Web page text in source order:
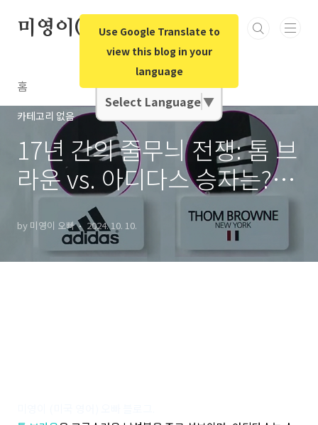
Use Google Translate to
view this blog in your
language
Google Translate
Select Language▼
미영이(미국영어)오빠
홈
카테고리 없음
17년 간의 줄무늬 전쟁: 톰 브
라운 vs. 아디다스 승자는? 알
아보기
by 미영이 오빠 2024. 10. 10.